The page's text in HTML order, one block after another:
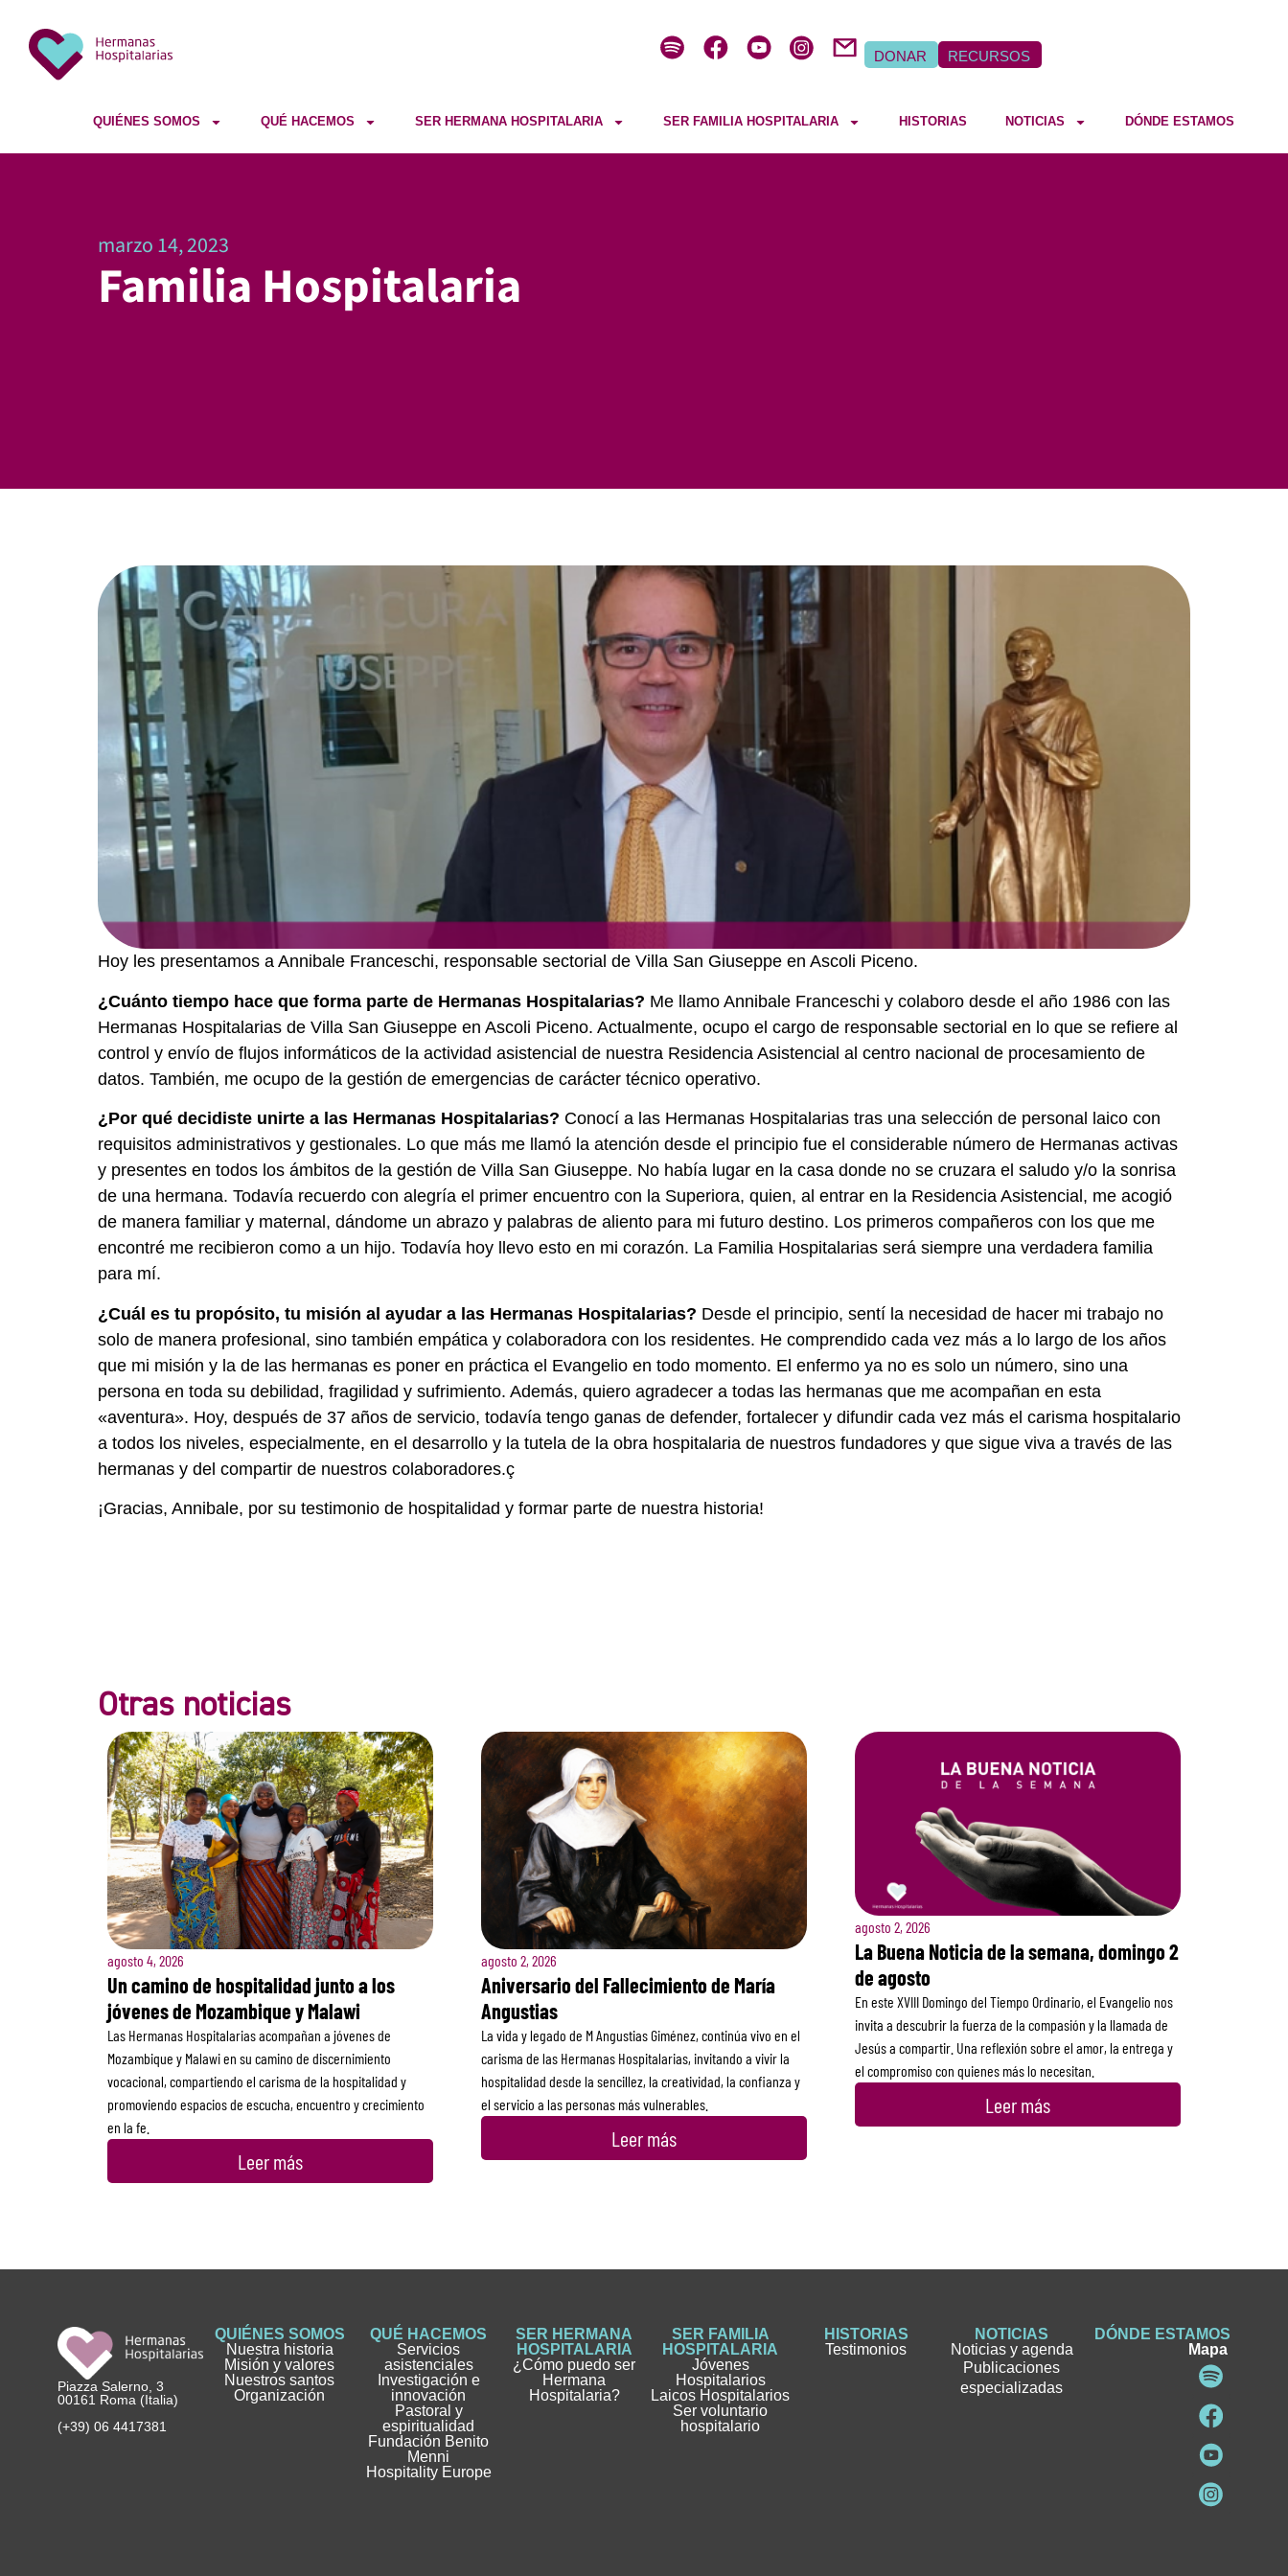
DONAR RECURSOS
QUIÉNES SOMOS QUÉ HACEMOS SER HERMANA HOSPITALARIA SER FAMILIA HOSPITALARIA HISTORIAS NOTICIAS DÓNDE ESTAMOS
marzo 14, 2023
Familia Hospitalaria
Hoy les presentamos a Annibale Franceschi, responsable sectorial de Villa San Giuseppe en Ascoli Piceno.
¿Cuánto tiempo hace que forma parte de Hermanas Hospitalarias? Me llamo Annibale Franceschi y colaboro desde el año 1986 con las
Hermanas Hospitalarias de Villa San Giuseppe en Ascoli Piceno. Actualmente, ocupo el cargo de responsable sectorial en lo que se refiere al
control y envío de flujos informáticos de la actividad asistencial de nuestra Residencia Asistencial al centro nacional de procesamiento de
datos. También, me ocupo de la gestión de emergencias de carácter técnico operativo.
¿Por qué decidiste unirte a las Hermanas Hospitalarias? Conocí a las Hermanas Hospitalarias tras una selección de personal laico con
requisitos administrativos y gestionales. Lo que más me llamó la atención desde el principio fue el considerable número de Hermanas activas
y presentes en todos los ámbitos de la gestión de Villa San Giuseppe. No había lugar en la casa donde no se cruzara el saludo y/o la sonrisa
de una hermana. Todavía recuerdo con alegría el primer encuentro con la Superiora, quien, al entrar en la Residencia Asistencial, me acogió
de manera familiar y maternal, dándome un abrazo y palabras de aliento para mi futuro destino. Los primeros compañeros con los que me
encontré me recibieron como a un hijo. Todavía hoy llevo esto en mi corazón. La Familia Hospitalarias será siempre una verdadera familia
para mí.
¿Cuál es tu propósito, tu misión al ayudar a las Hermanas Hospitalarias? Desde el principio, sentí la necesidad de hacer mi trabajo no
solo de manera profesional, sino también empática y colaboradora con los residentes. He comprendido cada vez más a lo largo de los años
que mi misión y la de las hermanas es poner en práctica el Evangelio en todo momento. El enfermo ya no es solo un número, sino una
persona en toda su debilidad, fragilidad y sufrimiento. Además, quiero agradecer a todas las hermanas que me acompañan en esta
«aventura». Hoy, después de 37 años de servicio, todavía tengo ganas de defender, fortalecer y difundir cada vez más el carisma hospitalario
a todos los niveles, especialmente, en el desarrollo y la tutela de la obra hospitalaria de nuestros fundadores y que sigue viva a través de las
hermanas y del compartir de nuestros colaboradores.ç
¡Gracias, Annibale, por su testimonio de hospitalidad y formar parte de nuestra historia!
Otras noticias
agosto 4, 2026
Un camino de hospitalidad junto a los
jóvenes de Mozambique y Malawi
Las Hermanas Hospitalarias acompañan a jóvenes de
Mozambique y Malawi en su camino de discernimiento
vocacional, compartiendo el carisma de la hospitalidad y
promoviendo espacios de escucha, encuentro y crecimiento
en la fe.
Leer más
agosto 2, 2026
Aniversario del Fallecimiento de María
Angustias
La vida y legado de M Angustias Giménez, continúa vivo en el
carisma de las Hermanas Hospitalarias, invitando a vivir la
hospitalidad desde la sencillez, la creatividad, la confianza y
el servicio a las personas más vulnerables.
Leer más
agosto 2, 2026
La Buena Noticia de la semana, domingo 2
de agosto
En este XVIII Domingo del Tiempo Ordinario, el Evangelio nos
invita a descubrir la fuerza de la compasión y la llamada de
Jesús a compartir. Una reflexión sobre el amor, la entrega y
el compromiso con quienes más lo necesitan.
Leer más
Piazza Salerno, 3
00161 Roma (Italia)
(+39) 06 4417381
QUIÉNES SOMOS
Nuestra historia
Misión y valores
Nuestros santos
Organización
QUÉ HACEMOS
Servicios
asistenciales
Investigación e
innovación
Pastoral y
espiritualidad
Fundación Benito
Menni
Hospitality Europe
SER HERMANA
HOSPITALARIA
¿Cómo puedo ser
Hermana
Hospitalaria?
SER FAMILIA
HOSPITALARIA
Jóvenes
Hospitalarios
Laicos Hospitalarios
Ser voluntario
hospitalario
HISTORIAS
Testimonios
NOTICIAS
Noticias y agenda
Publicaciones
especializadas
DÓNDE ESTAMOS
Mapa